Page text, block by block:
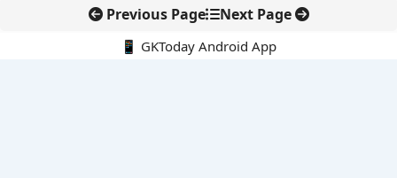
Previous Page Next Page
📱 GKToday Android App